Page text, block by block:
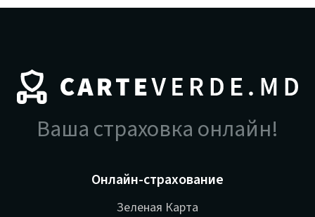
Ваша страховка онлайн!
Онлайн-страхование
Зеленая Карта